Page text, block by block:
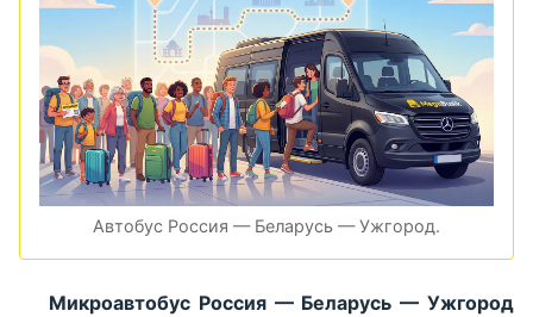
Автобус Россия — Беларусь — Ужгород.
Микроавтобус Россия — Беларусь — Ужгород